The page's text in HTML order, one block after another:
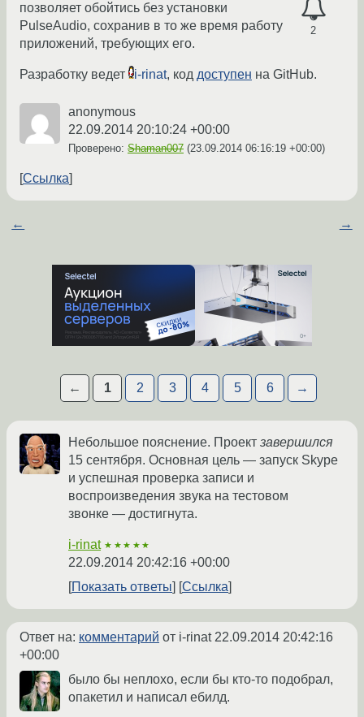
2
позволяет обойтись без установки
PulseAudio, сохранив в то же время работу
приложений, требующих его.
Разработку ведет i-rinat, код доступен на GitHub.
anonymous
22.09.2014 20:10:24 +00:00
Проверено: Shaman007 (23.09.2014 06:16:19 +00:00)
Ссылка
← →
← 1 2 3 4 5 6 →
Небольшое пояснение. Проект завершился
15 сентября. Основная цель — запуск Skype
и успешная проверка записи и
воспроизведения звука на тестовом
звонке — достигнута.
i-rinat ★★★★★
22.09.2014 20:42:16 +00:00
Показать ответы
Ссылка
Ответ на: комментарий от i-rinat22.09.2014 20:42:16
+00:00
было бы неплохо, если бы кто-то подобрал,
опакетил и написал ебилд.